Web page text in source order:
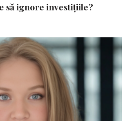
să ignore investițiile?